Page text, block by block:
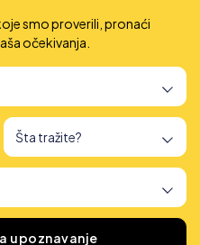
smo proverili, pronaći
očekivanja.
upoznavanje